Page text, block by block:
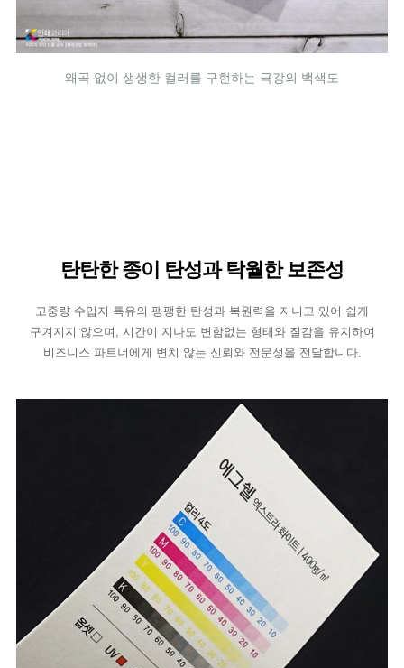
왜곡 없이 생생한 컬러를 구현하는 극강의 백색도
탄탄한 종이 탄성과 탁월한 보존성
고중량 수입지 특유의 팽팽한 탄성과 복원력을 지니고 있어 쉽게
구겨지지 않으며, 시간이 지나도 변함없는 형태와 질감을 유지하여
비즈니스 파트너에게 변치 않는 신뢰와 전문성을 전달합니다.